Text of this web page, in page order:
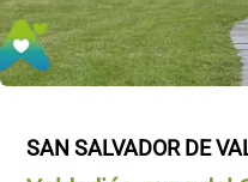
SAN SALVADOR DE